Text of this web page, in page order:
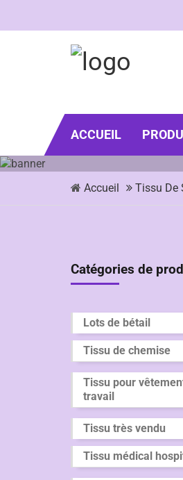
ACCUEIL
Accueil Tissu De
Catégories de
Lots de bétail
Tissu de chemise
Tissu pour
travail
Tissu très vendu
Tissu médical